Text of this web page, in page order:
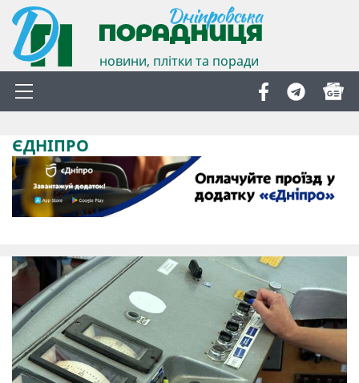
новини, плітки та поради
ЄДНІПРО